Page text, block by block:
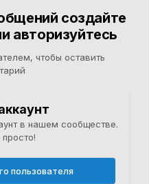
создайте
авторизуйтесь
чтобы оставить
в нашем сообществе.
пользователя